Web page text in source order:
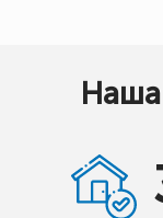
Наша